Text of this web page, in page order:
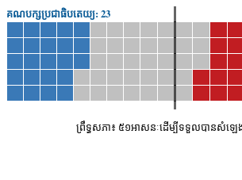
គណបក្ស​ប្រជាធិបតេយ្យ: 23
ព្រឹទ្ធសភា៖ ៥១​អាសនៈ​ដើម្បី​ទទួល​បាន​សំឡេ